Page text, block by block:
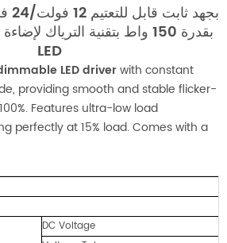
بقدرة 150 واط بتقنية الترياك
LED
LED driverwith constant
providing smooth and stable flicker-
Features ultra-low load
perfectly at 15% load. Comes with a
DC Voltage